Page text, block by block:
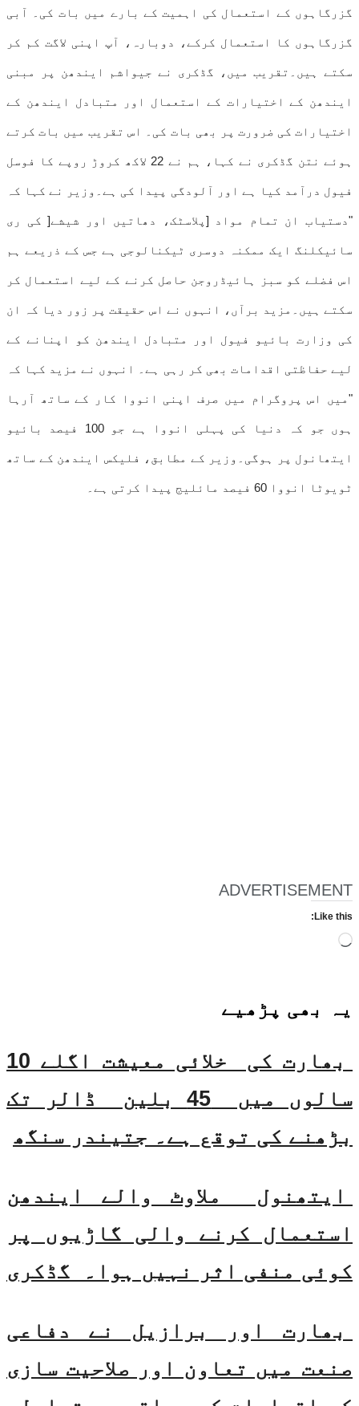
گزرگاہوں کے استعمال کی اہمیت کے بارے میں بات کی۔ آبی
گزرگاہوں کا استعمال کرکے، دوبارہ، آپ اپنی لاگت کم کر
سکتے ہیں۔تقریب میں، گڈکری نے جیواشم ایندھن پر مبنی
ایندھن کے اختیارات کے استعمال اور متبادل ایندھن کے
اختیارات کی ضرورت پر بھی بات کی۔ اس تقریب میں بات کرتے
ہوئے نتن گڈکری نے کہا، ہم نے 22 لاکھ کروڑ روپے کا فوسل
فیول درآمد کیا ہے اور آلودگی پیدا کی ہے۔وزیر نے کہا کہ
"دستیاب ان تمام مواد [پلاسٹک، دھاتیں اور شیشے[ کی ری
سائیکلنگ ایک ممکنہ دوسری ٹیکنالوجی ہے جس کے ذریعے ہم
اس فضلے کو سبز ہائیڈروجن حاصل کرنے کے لیے استعمال کر
سکتے ہیں۔مزید برآں، انہوں نے اس حقیقت پر زور دیا کہ ان
کی وزارت بائیو فیول اور متبادل ایندھن کو اپنانے کے
لیے حفاظتی اقدامات بھی کر رہی ہے۔ انہوں نے مزید کہا کہ
"میں اس پروگرام میں صرف اپنی انووا کار کے ساتھ آرہا
ہوں جو کہ دنیا کی پہلی انووا ہے جو 100 فیصد بائیو
ایتھانول پر ہوگی۔وزیر کے مطابق، فلیکس ایندھن کے ساتھ
ٹویوٹا انووا 60 فیصد مائلیج پیدا کرتی ہے۔
ADVERTISEMENT
Like this:
Loading…
یہ بھی پڑھیے
بھارت کی خلائی معیشت اگلے 10
سالوں میں 45 بلین ڈالر تک
بڑھنے کی توقع ہے۔ جتیندر سنگھ
ایتھنول ملاوٹ والے ایندھن
استعمال کرنے والی گاڑیوں پر
کوئی منفی اثر نہیں ہوا۔ گڈکری
بھارت اور برازیل نے دفاعی
صنعت میں تعاون اور صلاحیت سازی